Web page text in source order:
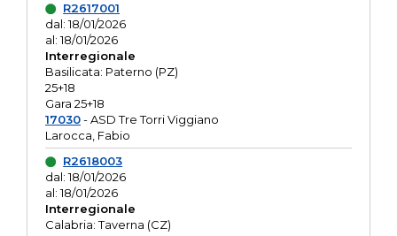
R2617001
dal: 18/01/2026
al: 18/01/2026
Interregionale
Basilicata: Paterno (PZ)
25+18
Gara 25+18
17030- ASD Tre Torri Viggiano
Larocca, Fabio
R2618003
dal: 18/01/2026
al: 18/01/2026
Interregionale
Calabria: Taverna (CZ)